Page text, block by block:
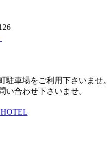
駐車場をご利用下さいませ。
合わせ下さいませ。